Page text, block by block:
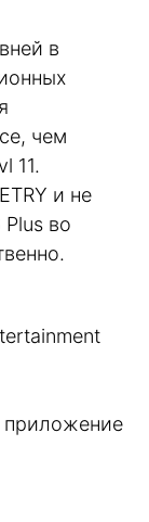
в
чем
11.
и не
во
приложение